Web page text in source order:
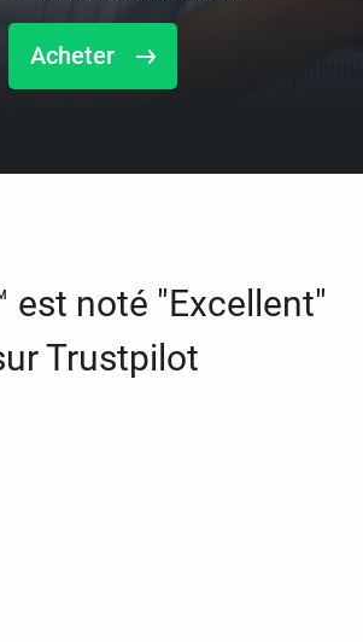
Acheter
est noté "Excellent"
Trustpilot